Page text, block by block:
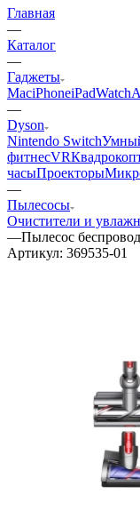
Главная
—
Каталог
—
Гаджеты
MaciPhoneiPadWatch
—
Dyson
Nintendo Switch
фитнесVR
часыПроекторы
—
Пылесосы
Очистители и
—Пылесос
Артикул: 369535-01